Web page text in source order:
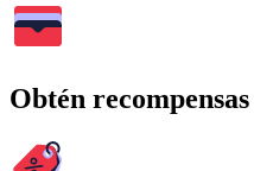
Obtén